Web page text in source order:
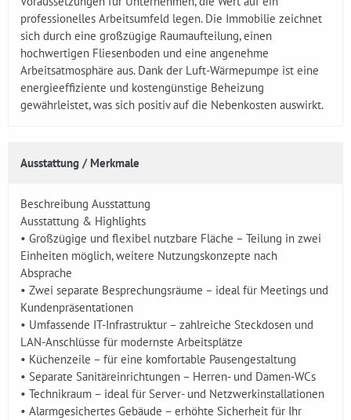
professionelles Arbeitsumfeld legen. Die Immobilie zeichnet
sich durch eine großzügige Raumaufteilung, einen
hochwertigen Fliesenboden und eine angenehme
Arbeitsatmosphäre aus. Dank der Luft-Wärmepumpe ist eine
energieeffiziente und kostengünstige Beheizung
gewährleistet, was sich positiv auf die Nebenkosten auswirkt.
Ausstattung / Merkmale
Beschreibung Ausstattung
Ausstattung & Highlights
• Großzügige und flexibel nutzbare Fläche – Teilung in zwei
Einheiten möglich, weitere Nutzungskonzepte nach
Absprache
• Zwei separate Besprechungsräume – ideal für Meetings und
Kundenpräsentationen
• Umfassende IT-Infrastruktur – zahlreiche Steckdosen und
LAN-Anschlüsse für modernste Arbeitsplätze
• Küchenzeile – für eine komfortable Pausengestaltung
• Separate Sanitäreinrichtungen – Herren- und Damen-WCs
• Technikraum – ideal für Server- und Netzwerkinstallationen
• Alarmgesichertes Gebäude – erhöhte Sicherheit für Ihr